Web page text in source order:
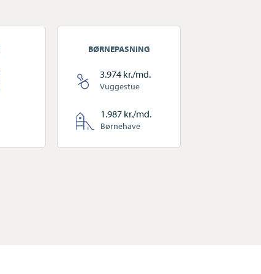
BØRNEPASNING
Vuggestue
3.974 kr./md.
Børnehave
1.987 kr./md.